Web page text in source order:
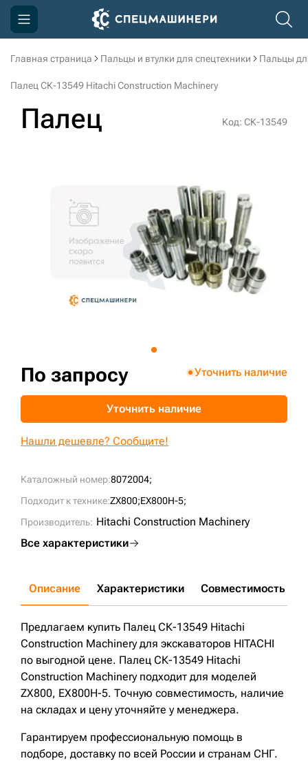
Главная страница Пальцы и втулки для спецтехники Пальцы
Палец СК-13549 Hitachi Construction Machinery
Палец Код: СК-13549
Каталожный номер:8072004;
Подходит к технике:ZX800;EX800H-5;
Производитель: Hitachi Construction Machinery
Все характеристики
По запросу Уточнить наличие
Уточнить наличие
Нашли дешевле? Сообщите!
Описание Характеристики Совместимость
Предлагаем купить Палец СК-13549 Hitachi
Construction Machinery для экскаваторов HITACHI
по выгодной цене. Палец СК-13549 Hitachi
Construction Machinery подходит для моделей
ZX800, EX800H-5. Точную совместимость, наличие
на складах и цену уточняйте у менеджера.
Гарантируем профессиональную помощь в
подборе, доставку по всей России и странам СНГ.
Компания
Доставка и оплата
3D тур по производству
3D тур по складам
sksale@skdst.ru